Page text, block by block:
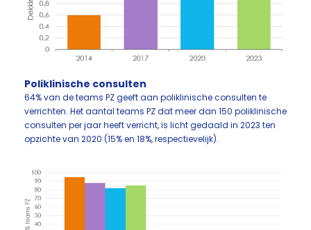
Poliklinische consulten
64% van de teams PZ geeft aan poliklinische consulten te
verrichten. Het aantal teams PZ dat meer dan 150 poliklinische
consulten per jaar heeft verricht, is licht gedaald in 2023 ten
opzichte van 2020 (15% en 18%, respectievelijk).